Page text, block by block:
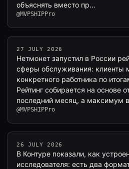
объяснять вместо пр…
@MVPSHIPPro
27 JULY 2026
Нетмонет запустил в России
сферы обслуживания: клиенты
конкретного работника по
Рейтинг собирается на основе
последний месяц, а максимум
@MVPSHIPPro
26 JULY 2026
В Контуре показали, как
исследователя: есть два